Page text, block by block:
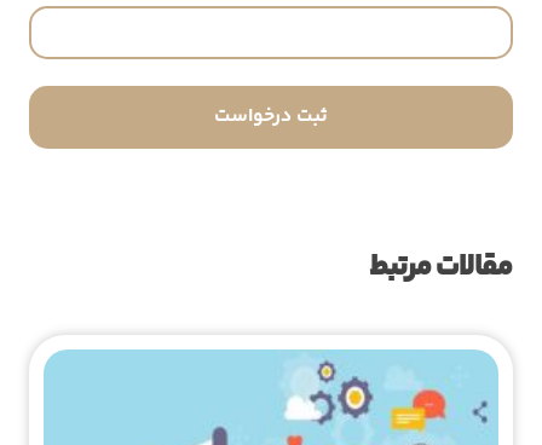
نام
خانوادگی
(ضروری)
شماره
تماس
(ضروری)
مقالات مرتبط